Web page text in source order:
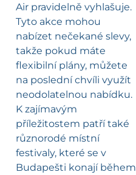
Air pravidelně vyhlašuje.
Tyto akce mohou
nabízet nečekané slevy,
takže pokud máte
flexibilní plány, můžete
na poslední chvíli využít
neodolatelnou nabídku.
K zajímavým
příležitostem patří také
různorodé místní
festivaly, které se v
Budapešti konají během